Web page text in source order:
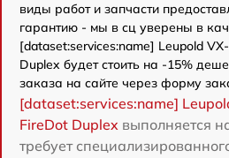
виды работ и запчасти
гарантию - мы в сц уверены в
[dataset:services:name] Leupold
Duplex будет стоить на -15%
заказа на сайте через форму
[dataset:services:name]
FireDot Duplex выполняется
требует